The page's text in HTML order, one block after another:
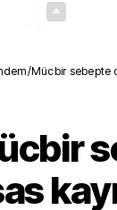
/Mücbir sebepte